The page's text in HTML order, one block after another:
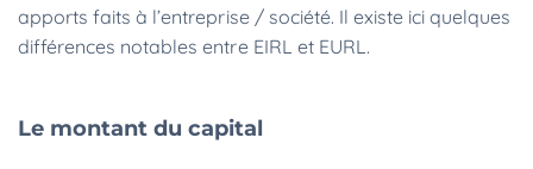
apports faits à l’entreprise / société. Il existe ici quelques
différences notables entre EIRL et EURL.
Le montant du capital